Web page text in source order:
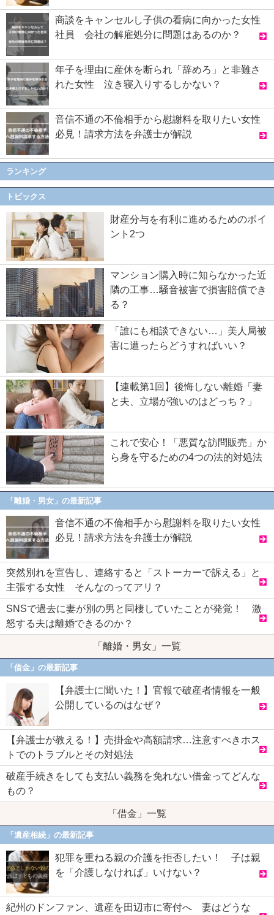
商談をキャンセルし子供の看病に向かった女性
社員 会社の解雇処分に問題はあるのか？
年子を理由に産休を断られ「辞めろ」と非難さ
れた女性 泣き寝入りするしかない？
音信不通の不倫相手から慰謝料を取りたい女性
必見！請求方法を弁護士が解説
ランキング
トピックス
財産分与を有利に進めるためのポイ
ント2つ
マンション購入時に知らなかった近
隣の工事…騒音被害で損害賠償でき
る？
「誰にも相談できない…」美人局被
害に遭ったらどうすればいい？
【連載第1回】後悔しない離婚「妻
と夫、立場が強いのはどっち？」
これで安心！「悪質な訪問販売」か
ら身を守るための4つの法的対処法
「離婚・男女」の最新記事
音信不通の不倫相手から慰謝料を取りたい女性
必見！請求方法を弁護士が解説
突然別れを宣告し、連絡すると「ストーカーで訴える」と
主張する女性 そんなのってアリ？
SNSで過去に妻が別の男と同棲していたことが発覚！ 激
怒する夫は離婚できるのか？
「離婚・男女」一覧
「借金」の最新記事
【弁護士に聞いた！】官報で破産者情報を一般
公開しているのはなぜ？
【弁護士が教える！】売掛金や高額請求…注意すべきホス
トでのトラブルとその対処法
破産手続きをしても支払い義務を免れない借金ってどんな
もの？
「借金」一覧
「遺産相続」の最新記事
犯罪を重ねる親の介護を拒否したい！ 子は親
を「介護しなければ」いけない？
紀州のドンファン、遺産を田辺市に寄付へ 妻はどうな